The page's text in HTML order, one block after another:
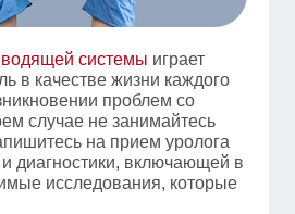
системы играет
в качестве жизни каждого
проблем со
случае не занимайтесь
на прием уролога
и диагностики, включающей в
исследования, которые